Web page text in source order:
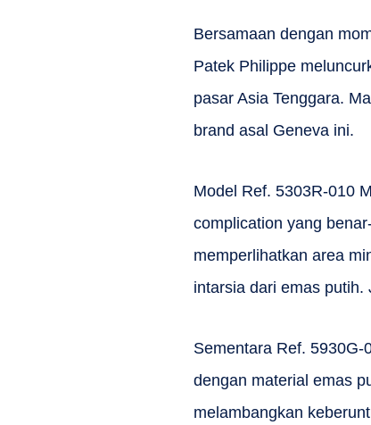
Bersamaan dengan
Patek Philippe
pasar Asia Tenggara.
brand asal Geneva ini.
Model Ref. 5303R-010
complication yang
memperlihatkan area
intarsia dari emas
Sementara Ref. 5930G-
dengan material emas
melambangkan